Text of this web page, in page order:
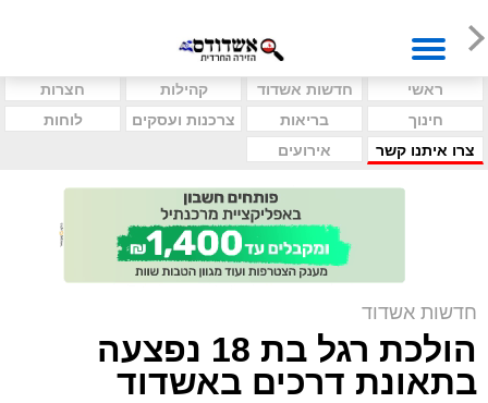
ראשי חדשות אשדוד קהילות
חצרות
חינוך
בריאות צרכנות ועסקים
לוחות
צרו איתנו קשר
אירועים
חדשות אשדוד
הולכת רגל בת 18 נפצעה
בתאונת דרכים באשדוד